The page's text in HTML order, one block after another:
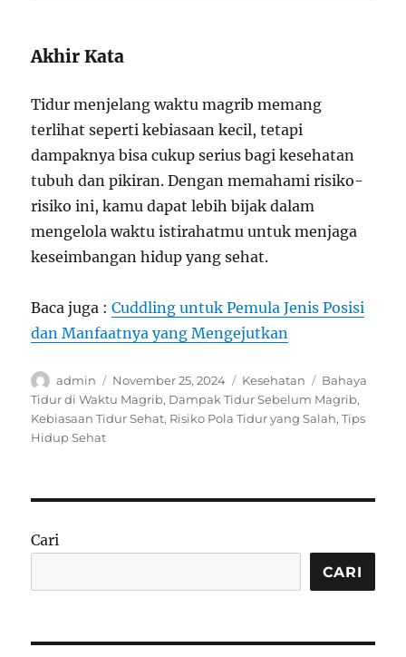
Akhir Kata
Tidur menjelang waktu magrib memang
terlihat seperti kebiasaan kecil, tetapi
dampaknya bisa cukup serius bagi kesehatan
tubuh dan pikiran. Dengan memahami risiko-
risiko ini, kamu dapat lebih bijak dalam
mengelola waktu istirahatmu untuk menjaga
keseimbangan hidup yang sehat.
Baca juga :Cuddling untuk Pemula Jenis Posisi
dan Manfaatnya yang Mengejutkan
Author
admin
Posted
on
November 25, 2024 Categories
Kesehatan Tags
Bahaya
Tidur di Waktu Magrib, Dampak Tidur Sebelum Magrib,
Kebiasaan Tidur Sehat, Risiko Pola Tidur yang Salah,Tips
Hidup Sehat
Cari
CARI